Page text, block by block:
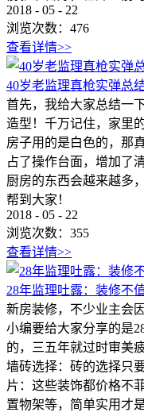
2018 - 05 - 22
浏览次数： 476
查看详情>>
40岁老监理真枪实弹总
首先，我给大家总结一
造型！千万记住，家里
房子用的是白色的，那
占了操作台面，增加了
厨房的东西会越来越多
帮到大家！
2018 - 05 - 22
浏览次数： 355
查看详情>>
28年监理吐露：装修不
新房装修，不少业主会
小编要给大家分享的是
的，三五年就过时审美
墙砖选择：砖的选择只
片：这些装饰都价格不
置物架等，简单实用才